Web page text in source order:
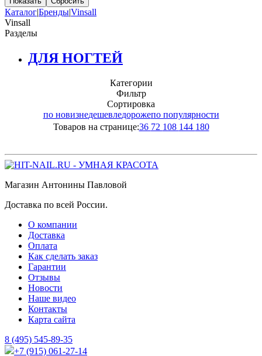
Каталог|Бренды|Vinsall
Vinsall
Разделы
ДЛЯ НОГТЕЙ
Категории
Фильтр
Сортировка
по новизнедешевледорожепо популярности
Товаров на странице:36 72 108 144 180
Магазин Антонины Павловой
Доставка по всей России.
О компании
Доставка
Оплата
Как сделать заказ
Гарантии
Отзывы
Новости
Наше видео
Контакты
Карта сайта
8 (495) 545-89-35
+7 (915) 061-27-14